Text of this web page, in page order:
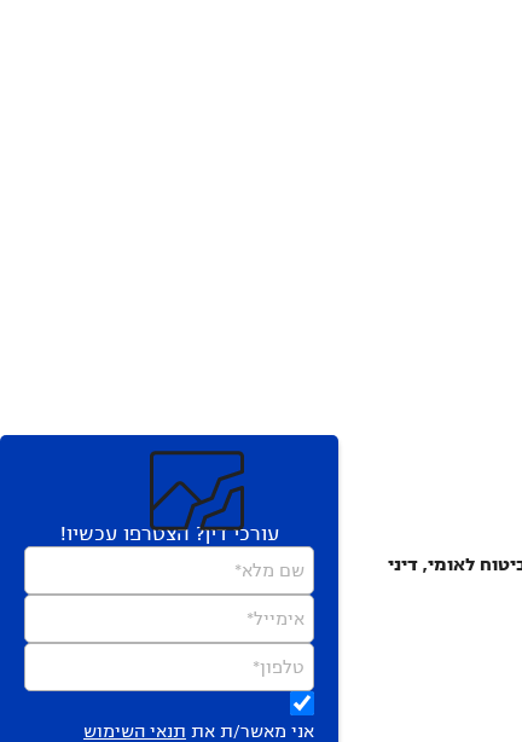
לאומי, דיני
עורכי דין? הצטרפו עכשיו!
שם מלא*
אימייל*
טלפון*
אני מאשר/ת את תנאי השימוש